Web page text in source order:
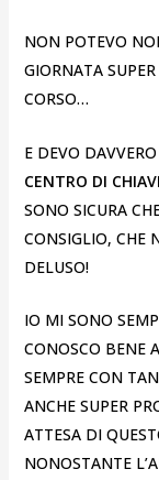
NON POTEVO
GIORNATA
CORSO…
E DEVO
CENTRO DI
SONO SICURA
CONSIGLIO, CHE
DELUSO!
IO MI SONO
CONOSCO BENE
SEMPRE CON
ANCHE SUPER
ATTESA DI
NONOSTANTE